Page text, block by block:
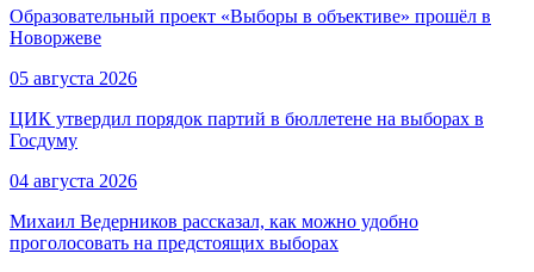
Образовательный проект «Выборы в объективе» прошёл в
Новоржеве
05 августа 2026
ЦИК утвердил порядок партий в бюллетене на выборах в
Госдуму
04 августа 2026
Михаил Ведерников рассказал, как можно удобно
проголосовать на предстоящих выборах